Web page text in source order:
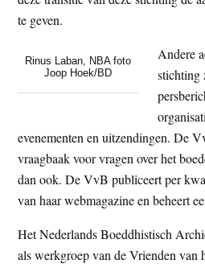
te geven.
Rinus Laban, NBA foto
Joop Hoek/BD
Andere
stichting
evenementen en uitzendingen. De
vraagbaak voor vragen over het
dan ook. De VvB publiceert per
van haar webmagazine en beheert
Het Nederlands Boeddhistisch
als werkgroep van de Vrienden van